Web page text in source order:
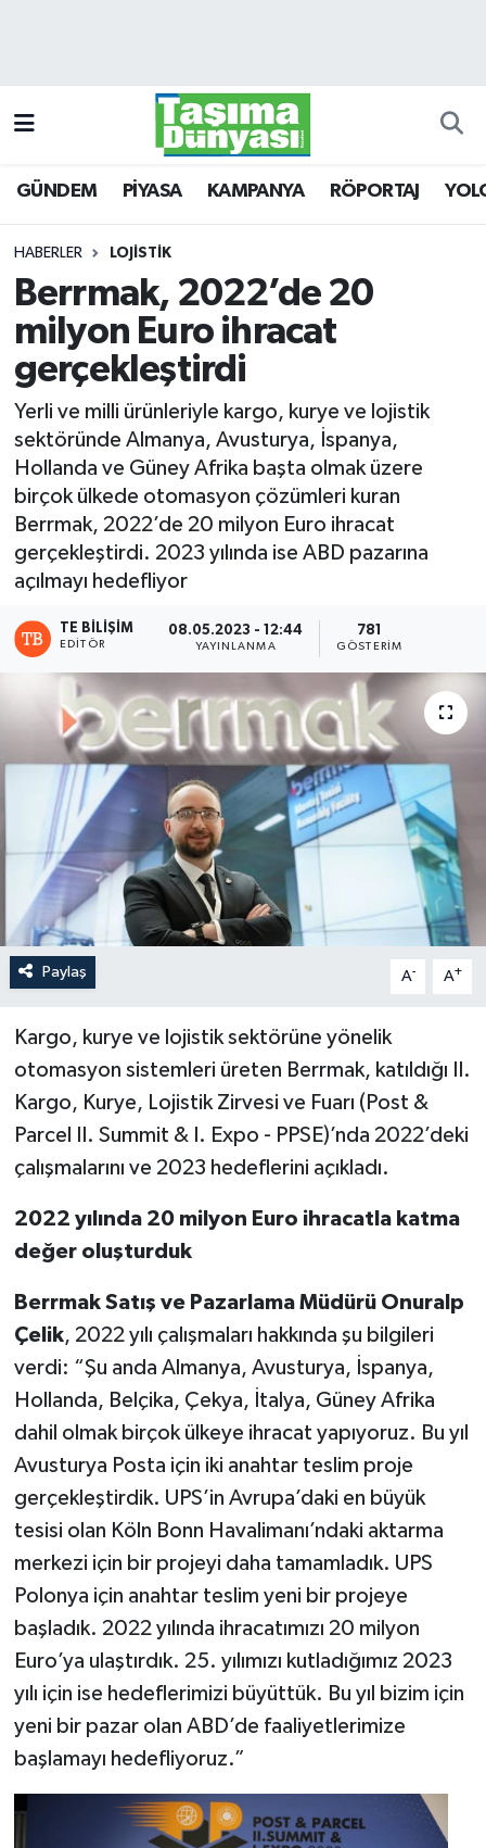
GÜNDEM PİYASA KAMPANYA RÖPORTAJ
HABERLER LOJİSTİK
Berrmak, 2022’de 20
milyon Euro ihracat
gerçekleştirdi
Yerli ve milli ürünleriyle kargo, kurye ve lojistik
sektöründe Almanya, Avusturya, İspanya,
Hollanda ve Güney Afrika başta olmak üzere
birçok ülkede otomasyon çözümleri kuran
Berrmak, 2022’de 20 milyon Euro ihracat
gerçekleştirdi. 2023 yılında ise ABD pazarına
açılmayı hedefliyor
TE BILIŞIM
EDITÖR
08.05.2023 - 12:44
YAYINLANMA
781
GÖSTERIM
Paylaş A- A+
Kargo, kurye ve lojistik sektörüne yönelik
otomasyon sistemleri üreten Berrmak, katıldığı II.
Kargo, Kurye, Lojistik Zirvesi ve Fuarı (Post &
Parcel II. Summit & I. Expo - PPSE)’nda 2022’deki
çalışmalarını ve 2023 hedeflerini açıkladı.
2022 yılında 20 milyon Euro ihracatla katma
değer oluşturduk
Berrmak Satış ve Pazarlama Müdürü Onuralp
Çelik, 2022 yılı çalışmaları hakkında şu bilgileri
verdi: “Şu anda Almanya, Avusturya, İspanya,
Hollanda, Belçika, Çekya, İtalya, Güney Afrika
dahil olmak birçok ülkeye ihracat yapıyoruz. Bu yıl
Avusturya Posta için iki anahtar teslim proje
gerçekleştirdik. UPS’in Avrupa’daki en büyük
tesisi olan Köln Bonn Havalimanı’ndaki aktarma
merkezi için bir projeyi daha tamamladık. UPS
Polonya için anahtar teslim yeni bir projeye
başladık. 2022 yılında ihracatımızı 20 milyon
Euro’ya ulaştırdık. 25. yılımızı kutladığımız 2023
yılı için ise hedeflerimizi büyüttük. Bu yıl bizim için
yeni bir pazar olan ABD’de faaliyetlerimize
başlamayı hedefliyoruz.”
KAMPANYA
RÖPORTAJ
YOLCU TAŞIMA
LOJİSTİK
E-GAZETE
TAŞITLAR
Trafik Durumu
Süper Lig Puan Durumu ve Fikstür
Tüm Manşetler
Son Dakika Haberleri
Haber Arşivi